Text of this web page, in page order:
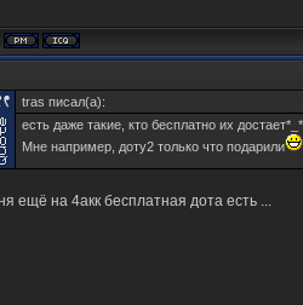
tras писал(а):
есть даже такие, кто бесплатно их достает*_*
Мне например, доту2 только что подарили
ещё на 4акк бесплатная дота есть ...